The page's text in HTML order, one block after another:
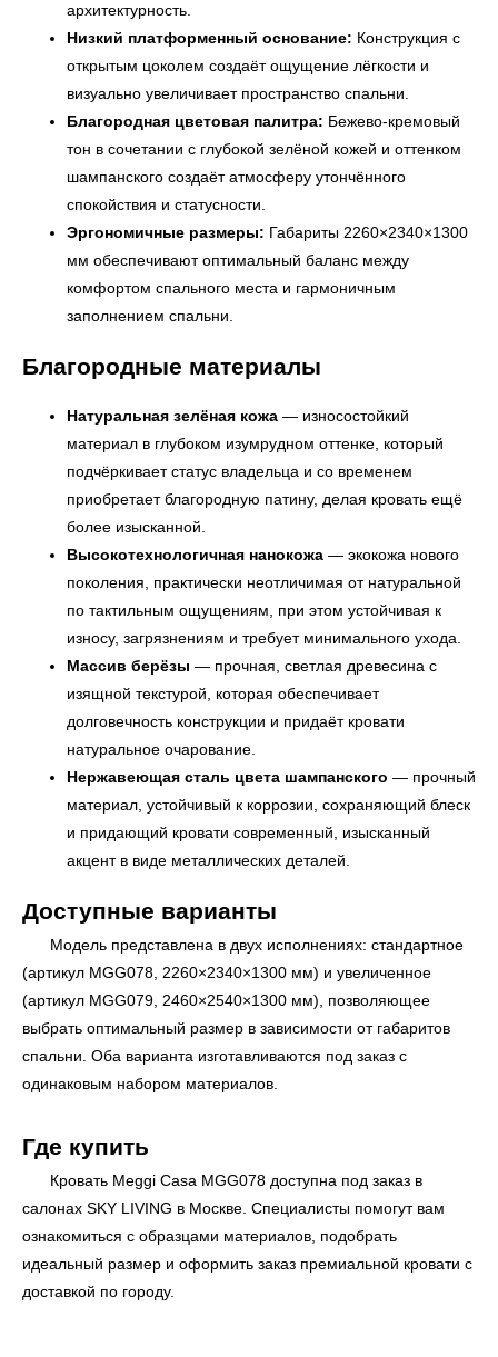
архитектурность.
Низкий платформенный основание: Конструкция с
открытым цоколем создаёт ощущение лёгкости и
визуально увеличивает пространство спальни.
Благородная цветовая палитра: Бежево-кремовый
тон в сочетании с глубокой зелёной кожей и оттенком
шампанского создаёт атмосферу утончённого
спокойствия и статусности.
Эргономичные размеры: Габариты 2260×2340×1300
мм обеспечивают оптимальный баланс между
комфортом спального места и гармоничным
заполнением спальни.
Благородные материалы
Натуральная зелёная кожа — износостойкий
материал в глубоком изумрудном оттенке, который
подчёркивает статус владельца и со временем
приобретает благородную патину, делая кровать ещё
более изысканной.
Высокотехнологичная нанокожа — экокожа нового
поколения, практически неотличимая от натуральной
по тактильным ощущениям, при этом устойчивая к
износу, загрязнениям и требует минимального ухода.
Массив берёзы — прочная, светлая древесина с
изящной текстурой, которая обеспечивает
долговечность конструкции и придаёт кровати
натуральное очарование.
Нержавеющая сталь цвета шампанского — прочный
материал, устойчивый к коррозии, сохраняющий блеск
и придающий кровати современный, изысканный
акцент в виде металлических деталей.
Доступные варианты
Модель представлена в двух исполнениях: стандартное
(артикул MGG078, 2260×2340×1300 мм) и увеличенное
(артикул MGG079, 2460×2540×1300 мм), позволяющее
выбрать оптимальный размер в зависимости от габаритов
спальни. Оба варианта изготавливаются под заказ с
одинаковым набором материалов.
Где купить
Кровать Meggi Casa MGG078 доступна под заказ в
салонах SKY LIVING в Москве. Специалисты помогут вам
ознакомиться с образцами материалов, подобрать
идеальный размер и оформить заказ премиальной кровати с
доставкой по городу.
← Вернуться на предыдущую страницу